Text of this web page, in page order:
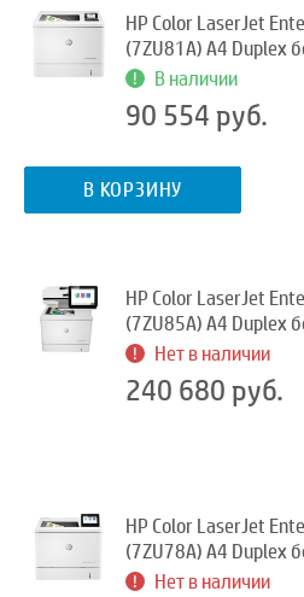
HP Color LaserJet
(7ZU81A) A4 Duplex
В наличии
90 554 руб.
В КОРЗИНУ
HP Color LaserJet
(7ZU85A) A4 Duplex
Нет в наличии
240 680 руб.
HP Color LaserJet
(7ZU78A) A4 Duplex
Нет в наличии